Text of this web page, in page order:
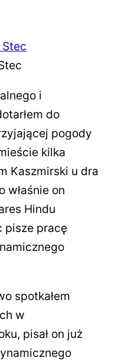
i
do
pogody
kilka
Kaszmirski u dra
właśnie on
Hindu
pisze pracę
spotkałem
w
pisał on już